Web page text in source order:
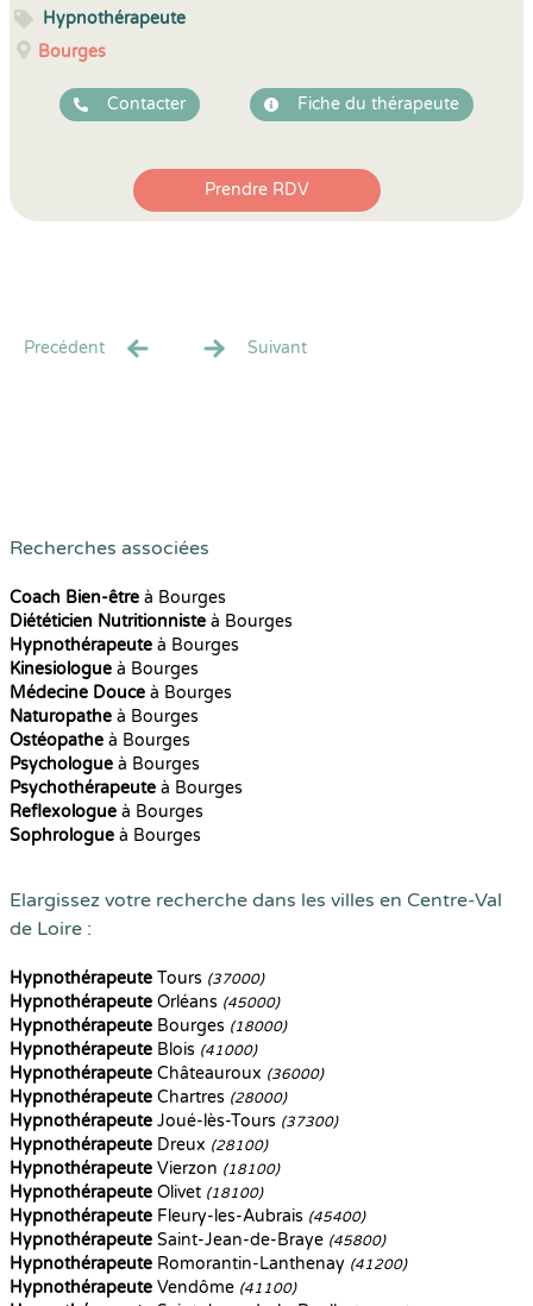
Hypnothérapeute
Bourges
Contacter Fiche du thérapeute
Prendre RDV
Precédent Suivant
Recherches associées
Coach Bien-être à Bourges
Diététicien Nutritionniste à Bourges
Hypnothérapeute à Bourges
Kinesiologue à Bourges
Médecine Douce à Bourges
Naturopathe à Bourges
Ostéopathe à Bourges
Psychologue à Bourges
Psychothérapeute à Bourges
Reflexologue à Bourges
Sophrologue à Bourges
Elargissez votre recherche dans les villes en Centre-Val
de Loire :
Hypnothérapeute Tours (37000)
Hypnothérapeute Orléans (45000)
Hypnothérapeute Bourges (18000)
Hypnothérapeute Blois (41000)
Hypnothérapeute Châteauroux (36000)
Hypnothérapeute Chartres (28000)
Hypnothérapeute Joué-lès-Tours (37300)
Hypnothérapeute Dreux (28100)
Hypnothérapeute Vierzon (18100)
Hypnothérapeute Olivet (18100)
Hypnothérapeute Fleury-les-Aubrais (45400)
Hypnothérapeute Saint-Jean-de-Braye (45800)
Hypnothérapeute Romorantin-Lanthenay (41200)
Hypnothérapeute Vendôme (41100)